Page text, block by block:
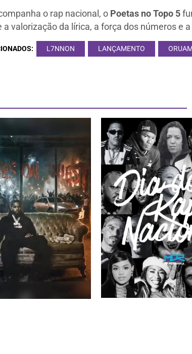
o rap nacional, o Poetas no Topo 5
a valorização da lírica, a força dos números e
L7NNON LANÇAMENTO ORUAM